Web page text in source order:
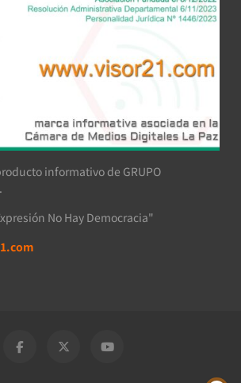
informativo de GRUPO
No Hay Democracia"